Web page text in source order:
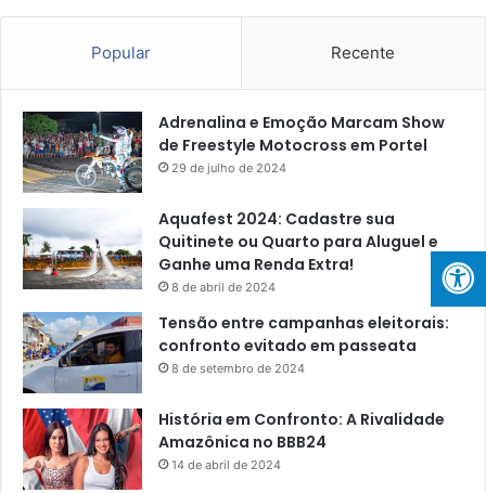
Popular Recente
Adrenalina e Emoção Marcam Show
de Freestyle Motocross em Portel
29 de julho de 2024
Aquafest 2024: Cadastre sua
Quitinete ou Quarto para Aluguel e
Ganhe uma Renda Extra!
8 de abril de 2024
Tensão entre campanhas eleitorais:
confronto evitado em passeata
8 de setembro de 2024
História em Confronto: A Rivalidade
Amazônica no BBB24
14 de abril de 2024